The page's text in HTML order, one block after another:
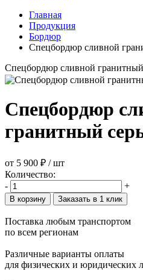
Главная
Продукция
Бордюр
Спецбордюр сливной
Спецбордюр сливной
Спецбордюр
гранитный
от 5 900 ₽ / шт
Количество:
-
+
В корзину Заказать в 1 клик
Поставка любым транспортом
по всем регионам
Различные варианты оплаты
для физических и юридических